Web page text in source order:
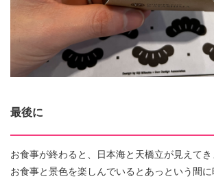
最後に
お食事が終わると、日本海と天橋立が見えてき
お食事と景色を楽しんでいるとあっという間